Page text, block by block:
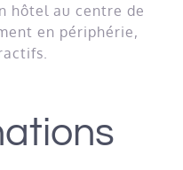
hôtel au centre de
en périphérie,